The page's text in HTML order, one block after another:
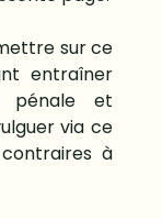
sur ce
entraîner
pénale et
via ce
à